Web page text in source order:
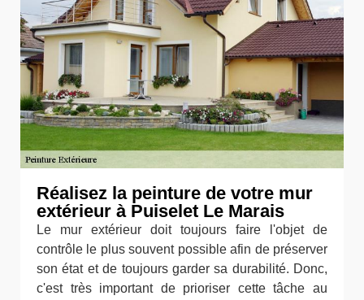
Réalisez la peinture de votre mur
extérieur à Puiselet Le Marais
Le mur extérieur doit toujours faire l'objet de
contrôle le plus souvent possible afin de préserver
son état et de toujours garder sa durabilité. Donc,
c'est très important de prioriser cette tâche au